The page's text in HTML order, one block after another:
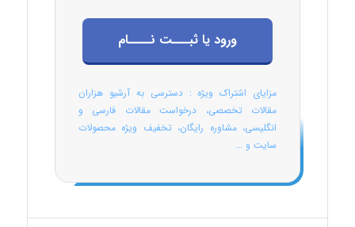
ورود یا ثبـــت نــــام
مزایای اشتراک ویژه : دسترسی به آرشیو هزاران
مقالات تخصصی، درخواست مقالات فارسی و
انگلیسی، مشاوره رایگان، تخفیف ویژه محصولات
سایت و ...